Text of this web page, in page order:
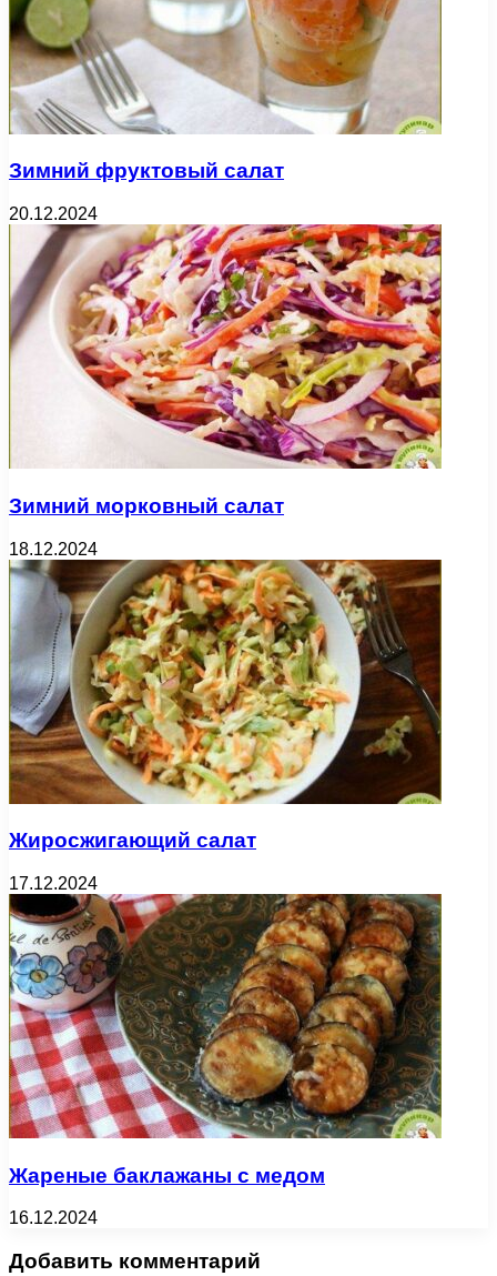
Зимний фруктовый салат
20.12.2024
Зимний морковный салат
18.12.2024
Жиросжигающий салат
17.12.2024
Жареные баклажаны с медом
16.12.2024
Добавить комментарий